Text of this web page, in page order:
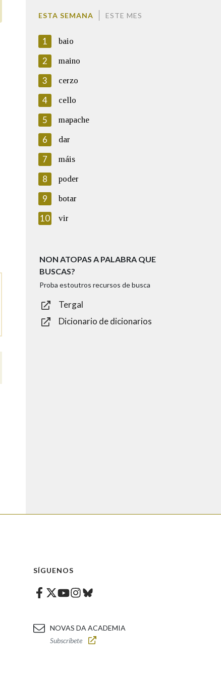
ESTA SEMANA ESTE MES
1 baio
2 maino
3 cerzo
4 cello
5 mapache
6 dar
7 máis
8 poder
9 botar
10 vir
NON ATOPAS A PALABRA QUE
BUSCAS?
Proba estoutros recursos de busca
Tergal
Dicionario de dicionarios
SÍGUENOS
Facebook
Twitter
Youtube
Instagram
Bluesky
NOVAS DA ACADEMIA
Subscríbete